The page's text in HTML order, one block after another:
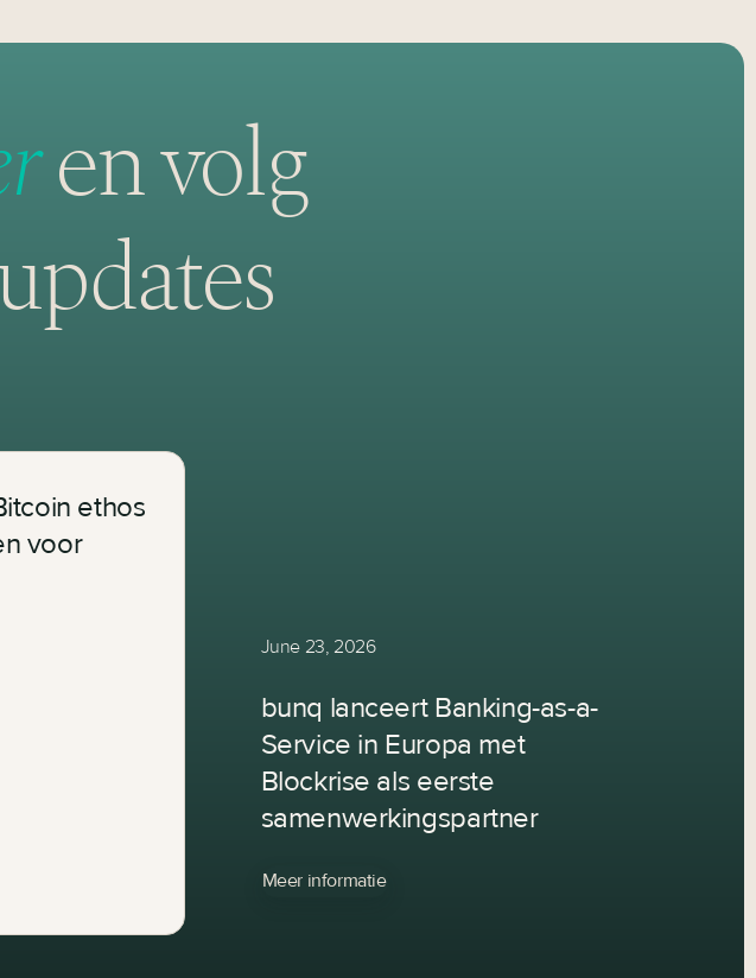
en volg
ethos
voor
June 23, 2026
bunq lanceert Banking-as-a-
Service in Europa met
Blockrise als eerste
samenwerkingspartner
Meer informatie